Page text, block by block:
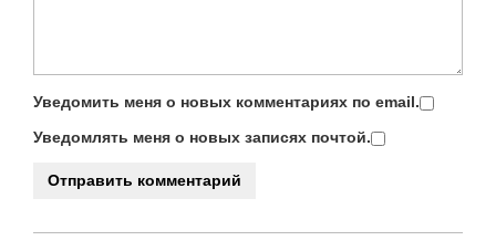
Уведомить меня о новых комментариях по email.
Уведомлять меня о новых записях почтой.